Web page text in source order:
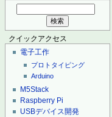
クイックアクセス
電子工作
プロトタイピング
Arduino
M5Stack
Raspberry Pi
USBデバイス開発